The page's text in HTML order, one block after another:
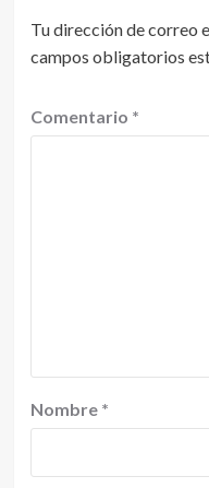
Tu dirección de correo
campos obligatorios
Comentario *
Nombre *